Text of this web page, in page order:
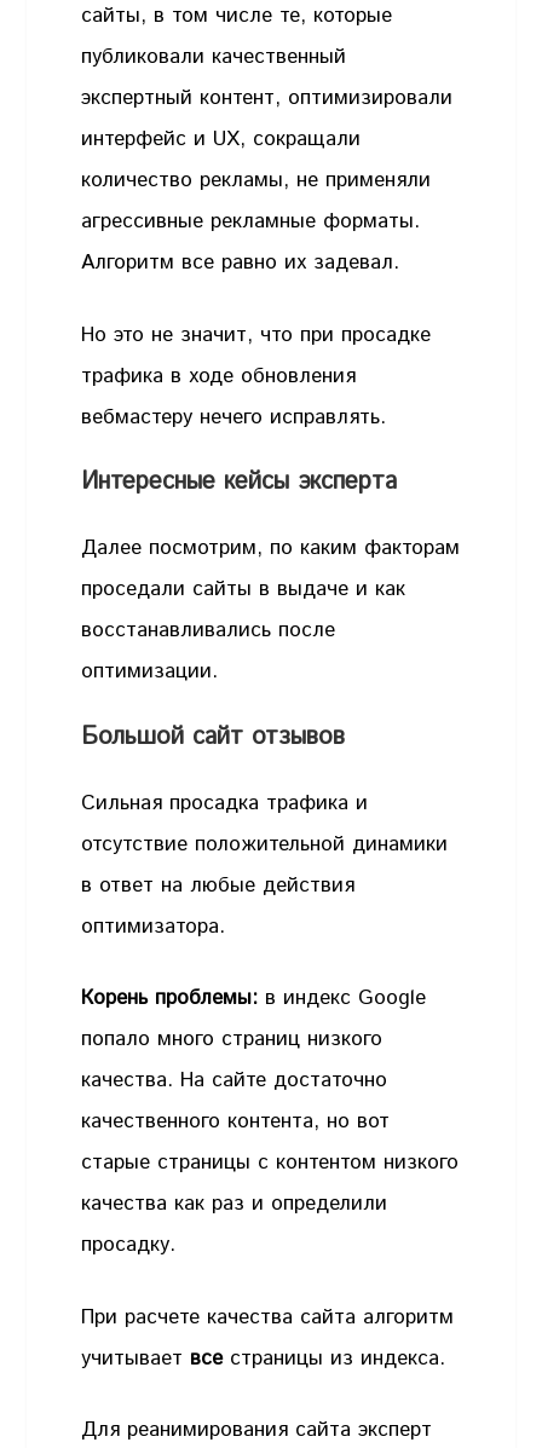
сайты, в том числе те, которые
публиковали качественный
экспертный контент, оптимизировали
интерфейс и UX, сокращали
количество рекламы, не применяли
агрессивные рекламные форматы.
Алгоритм все равно их задевал.
Но это не значит, что при просадке
трафика в ходе обновления
вебмастеру нечего исправлять.
Интересные кейсы эксперта
Далее посмотрим, по каким факторам
проседали сайты в выдаче и как
восстанавливались после
оптимизации.
Большой сайт отзывов
Сильная просадка трафика и
отсутствие положительной динамики
в ответ на любые действия
оптимизатора.
Корень проблемы: в индекс Google
попало много страниц низкого
качества. На сайте достаточно
качественного контента, но вот
старые страницы с контентом низкого
качества как раз и определили
просадку.
При расчете качества сайта алгоритм
учитывает все страницы из индекса.
Для реанимирования сайта эксперт